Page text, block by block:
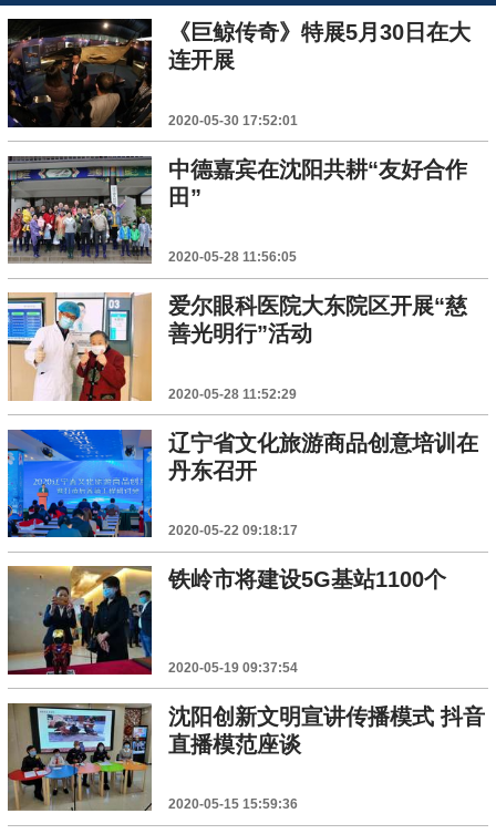
《巨鲸传奇》特展5月30日在大
连开展
2020-05-30 17:52:01
中德嘉宾在沈阳共耕“友好合作
田”
2020-05-28 11:56:05
爱尔眼科医院大东院区开展“慈
善光明行”活动
2020-05-28 11:52:29
辽宁省文化旅游商品创意培训在
丹东召开
2020-05-22 09:18:17
铁岭市将建设5G基站1100个
2020-05-19 09:37:54
沈阳创新文明宣讲传播模式 抖音
直播模范座谈
2020-05-15 15:59:36